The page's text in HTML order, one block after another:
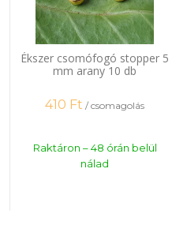
Ékszer csomófogó stopper 5
mm arany 10 db
410 Ft / csomagolás
Raktáron – 48 órán belül
nálad